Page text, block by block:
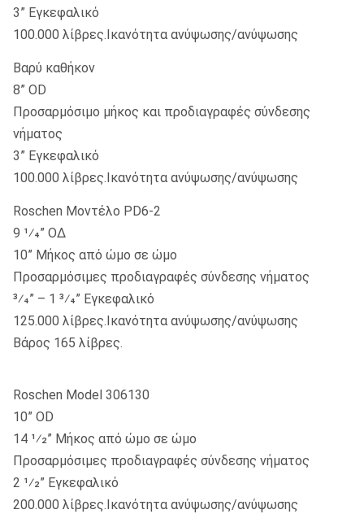
3” Εγκεφαλικό
100.000 λίβρες.Ικανότητα ανύψωσης/ανύψωσης
Βαρύ καθήκον
8” OD
Προσαρμόσιμο μήκος και προδιαγραφές σύνδεσης
νήματος
3” Εγκεφαλικό
100.000 λίβρες.Ικανότητα ανύψωσης/ανύψωσης
Roschen Μοντέλο PD6-2
9 1⁄4” ΟΔ
10” Μήκος από ώμο σε ώμο
Προσαρμόσιμες προδιαγραφές σύνδεσης νήματος
3⁄4” – 1 3⁄4” Εγκεφαλικό
125.000 λίβρες.Ικανότητα ανύψωσης/ανύψωσης
Βάρος 165 λίβρες.
Roschen Model 306130
10” OD
14 1⁄2” Μήκος από ώμο σε ώμο
Προσαρμόσιμες προδιαγραφές σύνδεσης νήματος
2 1⁄2” Εγκεφαλικό
200.000 λίβρες.Ικανότητα ανύψωσης/ανύψωσης